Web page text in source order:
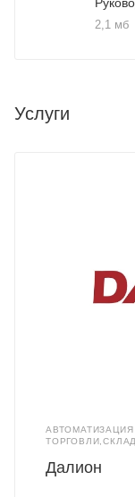
2,1 мб
Услуги
Далион